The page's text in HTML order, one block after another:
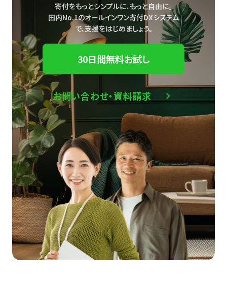
寄付をもっとシンプルに、もっと自由に。
国内No.1のオールインワン寄付DXシステム
で、支援をはじめましょう。
30日間無料お試し
お問い合わせ・資料請求